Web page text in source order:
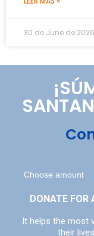
30 de June de 2026